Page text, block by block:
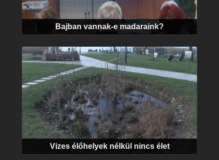
Bajban vannak-e madaraink?
Vizes élőhelyek nélkül nincs élet